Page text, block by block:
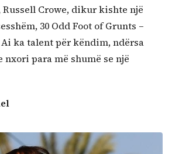
Crowe, dikur kishte një
30 Odd Foot of Grunts –
ka talent për këndim, ndërsa
para më shumë se një